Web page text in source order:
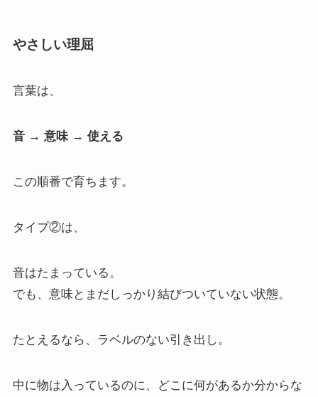
やさしい理屈
言葉は、
音 → 意味 → 使える
この順番で育ちます。
タイプ②は、
音はたまっている。
でも、意味とまだしっかり結びついていない状態。
たとえるなら、ラベルのない引き出し。
中に物は入っているのに、どこに何があるか分からな